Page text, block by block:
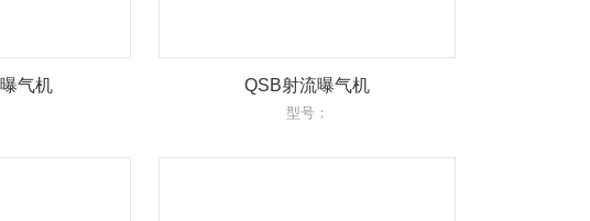
气机 QSB射流曝气机
型号：